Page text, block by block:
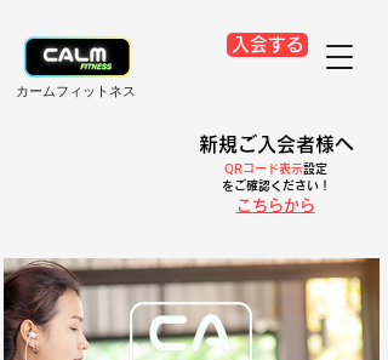
​カームフィットネス
入会する
新規ご入会者様へ
QRコード表示設定
​をご確認ください！
こちらから